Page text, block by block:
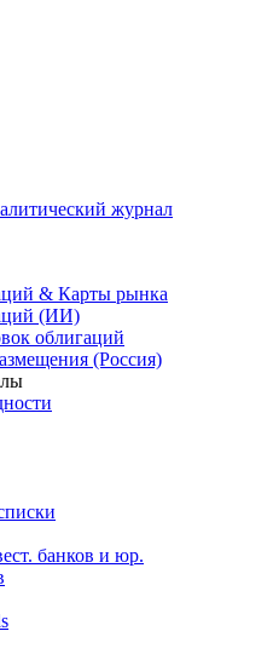
журнал
& Карты рынка
(ИИ)
облигаций
(Россия)
банков и юр.